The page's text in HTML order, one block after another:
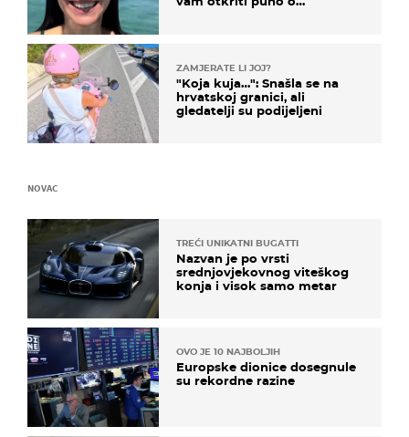
ZAMJERATE LI JOJ?
"Koja kuja…": Snašla se na
hrvatskoj granici, ali
gledatelji su podijeljeni
NOVAC
TREĆI UNIKATNI BUGATTI
Nazvan je po vrsti
srednjovjekovnog viteškog
konja i visok samo metar
OVO JE 10 NAJBOLJIH
Europske dionice dosegnule
su rekordne razine